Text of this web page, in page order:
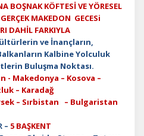
BOŞNAK KÖFTESİ VE YÖRESEL
MAKEDON GECESi
DAHİL FARKIYLA
ve İnançların,
Kalbine Yolculuk
Buluşma Noktası.
- Makedonya – Kosova –
– Karadağ
– Sırbistan – Bulgaristan
– 5 BAŞKENT